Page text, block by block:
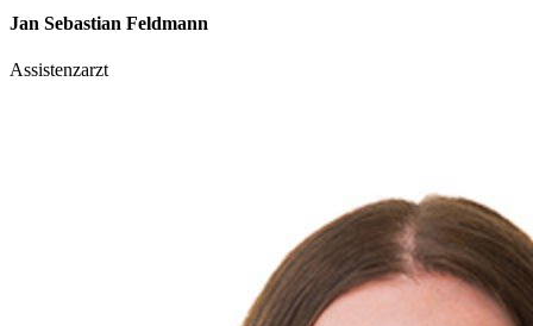
Jan Sebastian Feldmann
Assistenzarzt